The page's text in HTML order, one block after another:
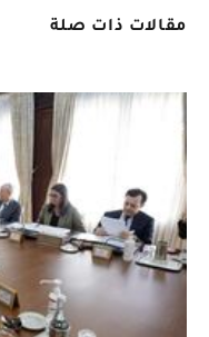
مقالات ذات صلة